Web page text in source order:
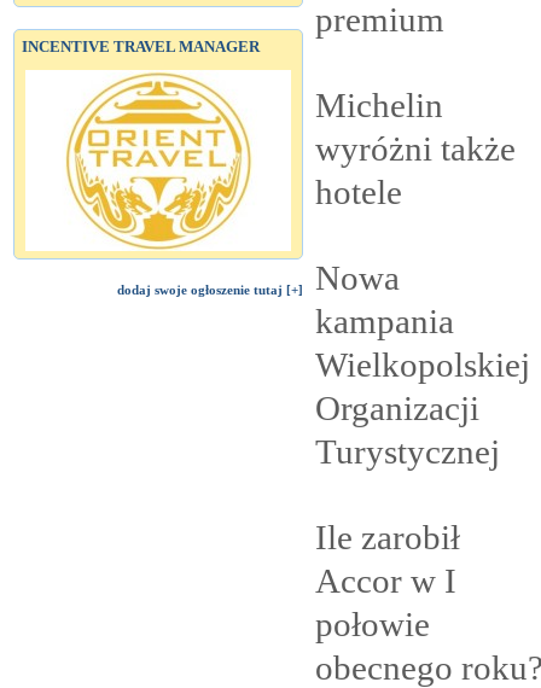
INCENTIVE TRAVEL MANAGER
dodaj swoje ogłoszenie tutaj [+]
premium
Michelin
wyróżni także
hotele
Nowa
kampania
Wielkopolskiej
Organizacji
Turystycznej
Ile zarobił
Accor w I
połowie
obecnego